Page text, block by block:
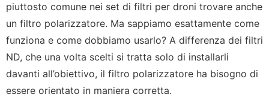
piuttosto comune nei set di filtri per droni trovare anche
un filtro polarizzatore. Ma sappiamo esattamente come
funziona e come dobbiamo usarlo? A differenza dei filtri
ND, che una volta scelti si tratta solo di installarli
davanti all’obiettivo, il filtro polarizzatore ha bisogno di
essere orientato in maniera corretta.